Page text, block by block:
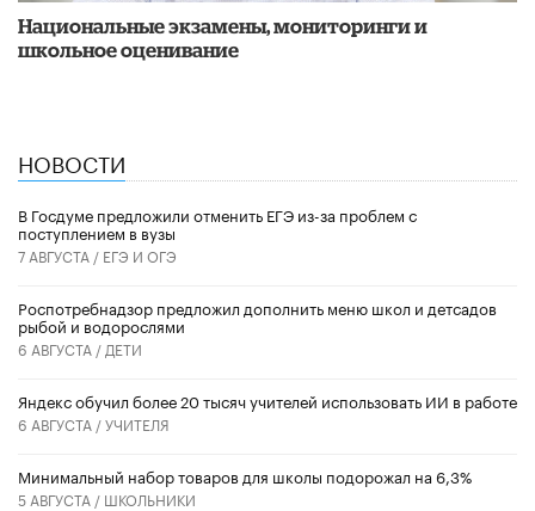
Национальные экзамены, мониторинги и
школьное оценивание
НОВОСТИ
В Госдуме предложили отменить ЕГЭ из-за проблем с
поступлением в вузы
7 АВГУСТА / ЕГЭ И ОГЭ
Роспотребнадзор предложил дополнить меню школ и детсадов
рыбой и водорослями
6 АВГУСТА / ДЕТИ
​Яндекс обучил более 20 тысяч учителей использовать ИИ в работе
6 АВГУСТА /УЧИТЕЛЯ
Минимальный набор товаров для школы подорожал на 6,3%
5 АВГУСТА / ШКОЛЬНИКИ